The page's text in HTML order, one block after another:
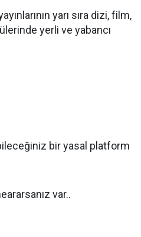
yarı sıra dizi, film,
yerli ve yabancı
bir yasal platform
var..